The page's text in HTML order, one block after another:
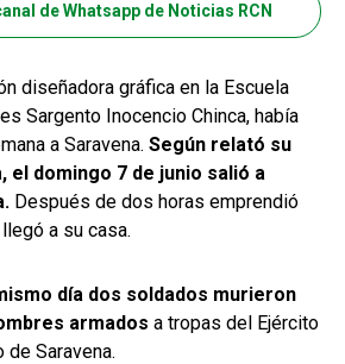
de Whatsapp de Noticias RCN
diseñadora gráfica en la Escuela
Sargento Inocencio Chinca, había
a Saravena. Según relató su
el domingo 7 de junio salió a
Después de dos horas emprendió
a su casa.
día dos soldados murieron
armados a tropas del Ejército
Saravena.